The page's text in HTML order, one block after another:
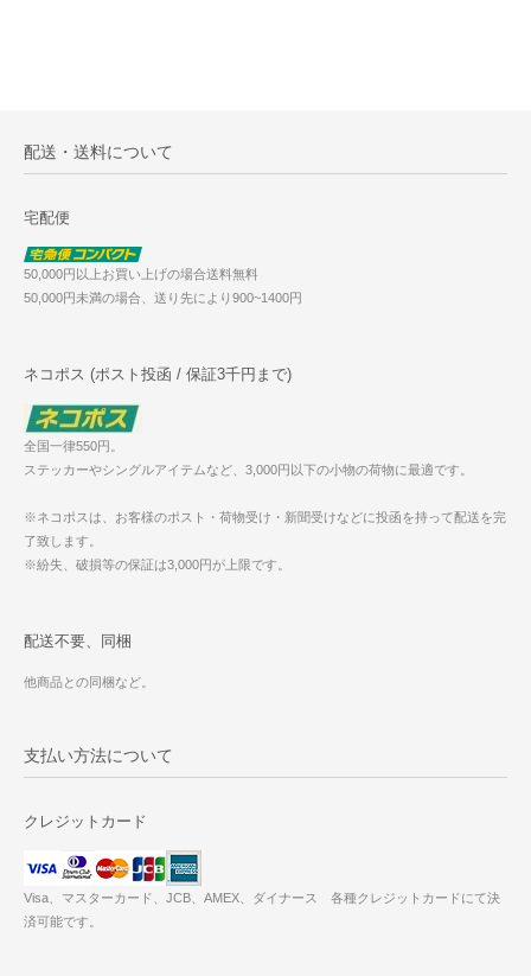
配送・送料について
宅配便
50,000円以上お買い上げの場合送料無料
50,000円未満の場合、送り先により900~1400円
ネコポス (ポスト投函 / 保証3千円まで)
全国一律550円。
ステッカーやシングルアイテムなど、3,000円以下の小物の荷物に最適です。
※ネコポスは、お客様のポスト・荷物受け・新聞受けなどに投函を持って配送を完
了致します。
※紛失、破損等の保証は3,000円が上限です。
配送不要、同梱
他商品との同梱など。
支払い方法について
クレジットカード
Visa、マスターカード、JCB、AMEX、ダイナース 各種クレジットカードにて決
済可能です。